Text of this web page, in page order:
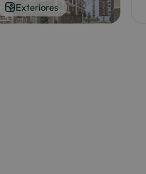
Exteriores